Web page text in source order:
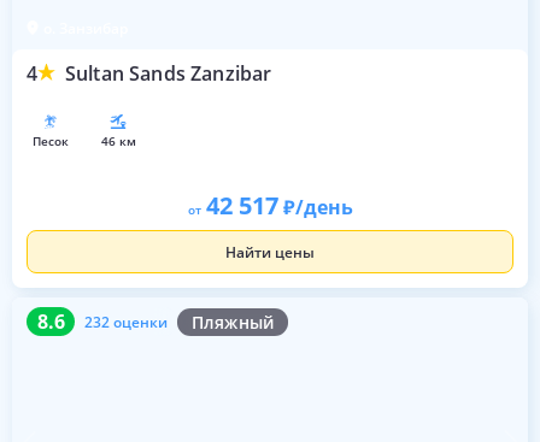
4 Sultan Sands Zanzibar
песок 46 км
от 42 517 /день
Найти цены
8.6 232 оценки Пляжный
8.6 232 оценки